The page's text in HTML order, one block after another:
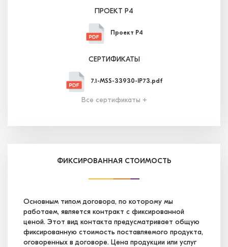
ПРОЕКТ P4
Проект P4
СЕРТИФИКАТЫ
7.1-MSS-33930-IP73.pdf
7.5-MSS-35247-IP03.pdf
Все сертификаты +
ФИКСИРОВАННАЯ СТОИМОСТЬ
Основным типом договора, по которому мы
работаем, является контракт с фиксированной
ценой. Этот вид контакта предусматривает общую
фиксированную стоимость поставляемого продукта,
оговоренных в договоре. Цена продукции или услуг